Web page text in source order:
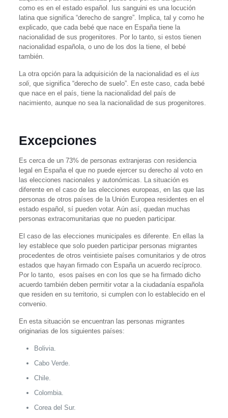
como es en el estado español. Ius sanguini es una locución
latina que significa “derecho de sangre”. Implica, tal y como he
explicado, que cada bebé que nace en España tiene la
nacionalidad de sus progenitores. Por lo tanto, si estos tienen
nacionalidad española, o uno de los dos la tiene, el bebé
también.
La otra opción para la adquisición de la nacionalidad es el ius
soli, que significa “derecho de suelo”. En este caso, cada bebé
que nace en el país, tiene la nacionalidad del país de
nacimiento, aunque no sea la nacionalidad de sus progenitores.
Excepciones
Es cerca de un 73% de personas extranjeras con residencia
legal en España el que no puede ejercer su derecho al voto en
las elecciones nacionales y autonómicas. La situación es
diferente en el caso de las elecciones europeas, en las que las
personas de otros países de la Unión Europea residentes en el
estado español, sí pueden votar. Aún así, quedan muchas
personas extracomunitarias que no pueden participar.
El caso de las elecciones municipales es diferente. En ellas la
ley establece que solo pueden participar personas migrantes
procedentes de otros veintisiete países comunitarios y de otros
estados que hayan firmado con España un acuerdo recíproco.
Por lo tanto, esos países en con los que se ha firmado dicho
acuerdo también deben permitir votar a la ciudadanía española
que residen en su territorio, si cumplen con lo establecido en el
convenio.
En esta situación se encuentran las personas migrantes
originarias de los siguientes países:
Bolivia.
Cabo Verde.
Chile.
Colombia.
Corea del Sur.